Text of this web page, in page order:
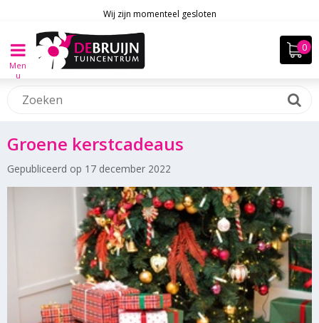
Men
u
Wij zijn momenteel gesloten
Groene kerstcadeaus
Gepubliceerd op 17 december 2022